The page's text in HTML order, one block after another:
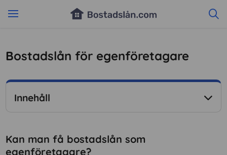
Bostadslån för egenföretagare
Innehåll
Kan man få bostadslån som
egenföretagare?